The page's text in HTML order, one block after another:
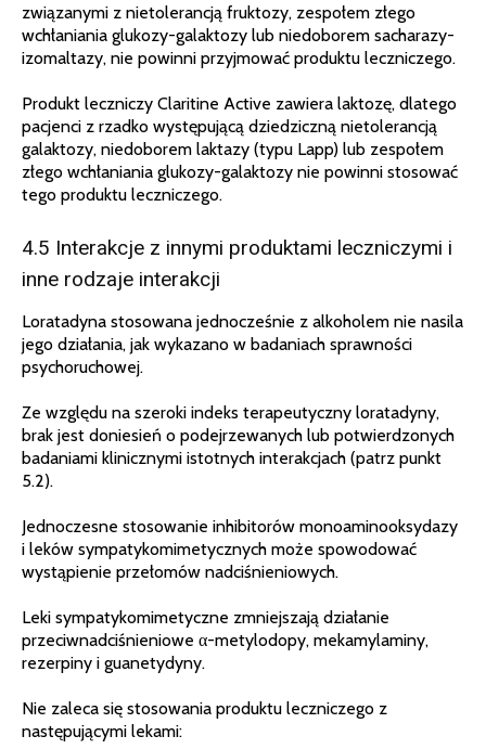
związanymi z nietolerancją fruktozy, zespołem złego
wchłaniania glukozy-galaktozy lub niedoborem sacharazy-
izomaltazy, nie powinni przyjmować produktu leczniczego.
Produkt leczniczy Claritine Active zawiera laktozę, dlatego
pacjenci z rzadko występującą dziedziczną nietolerancją
galaktozy, niedoborem laktazy (typu Lapp) lub zespołem
złego wchłaniania glukozy-galaktozy nie powinni stosować
tego produktu leczniczego.
4.5 Interakcje z innymi produktami leczniczymi i
inne rodzaje interakcji
Loratadyna stosowana jednocześnie z alkoholem nie nasila
jego działania, jak wykazano w badaniach sprawności
psychoruchowej.
Ze względu na szeroki indeks terapeutyczny loratadyny,
brak jest doniesień o podejrzewanych lub potwierdzonych
badaniami klinicznymi istotnych interakcjach (patrz punkt
5.2).
Jednoczesne stosowanie inhibitorów monoaminooksydazy
i leków sympatykomimetycznych może spowodować
wystąpienie przełomów nadciśnieniowych.
Leki sympatykomimetyczne zmniejszają działanie
przeciwnadciśnieniowe α-metylodopy, mekamylaminy,
rezerpiny i guanetydyny.
Nie zaleca się stosowania produktu leczniczego z
następującymi lekami: